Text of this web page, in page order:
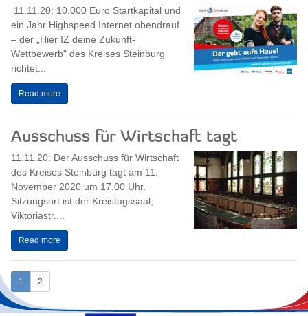
11.11.20: 10.000 Euro Startkapital und
ein Jahr Highspeed Internet obendrauf
– der „Hier IZ deine Zukunft-
Wettbewerb" des Kreises Steinburg
richtet...
Read more
Ausschuss für Wirtschaft tagt
11.11.20: Der Ausschuss für Wirtschaft
des Kreises Steinburg tagt am 11.
November 2020 um 17.00 Uhr.
Sitzungsort ist der Kreistagssaal,
Viktoriastr....
Read more
1 2